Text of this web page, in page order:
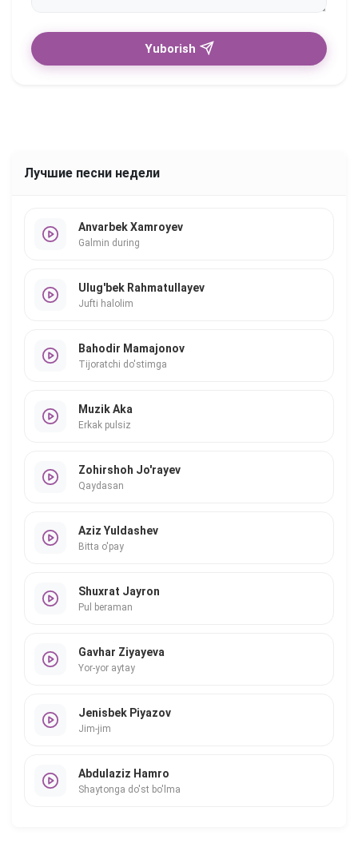
Yuborish
Лучшие песни недели
Anvarbek Xamroyev
Galmin during
Ulug'bek Rahmatullayev
Jufti halolim
Bahodir Mamajonov
Tijoratchi do'stimga
Muzik Aka
Erkak pulsiz
Zohirshoh Jo'rayev
Qaydasan
Aziz Yuldashev
Bitta o'pay
Shuxrat Jayron
Pul beraman
Gavhar Ziyayeva
Yor-yor aytay
Jenisbek Piyazov
Jim-jim
Abdulaziz Hamro
Shaytonga do'st bo'lma